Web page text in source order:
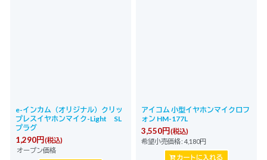
e-インカム（オリジナル）クリッ
プレスイヤホンマイク-Light SL
プラグ
1,290円(税込)
オープン価格
アイコム 小型イヤホンマイクロフ
ォン HM-177L
3,550円(税込)
希望小売価格: 4,180円
カートに入れる